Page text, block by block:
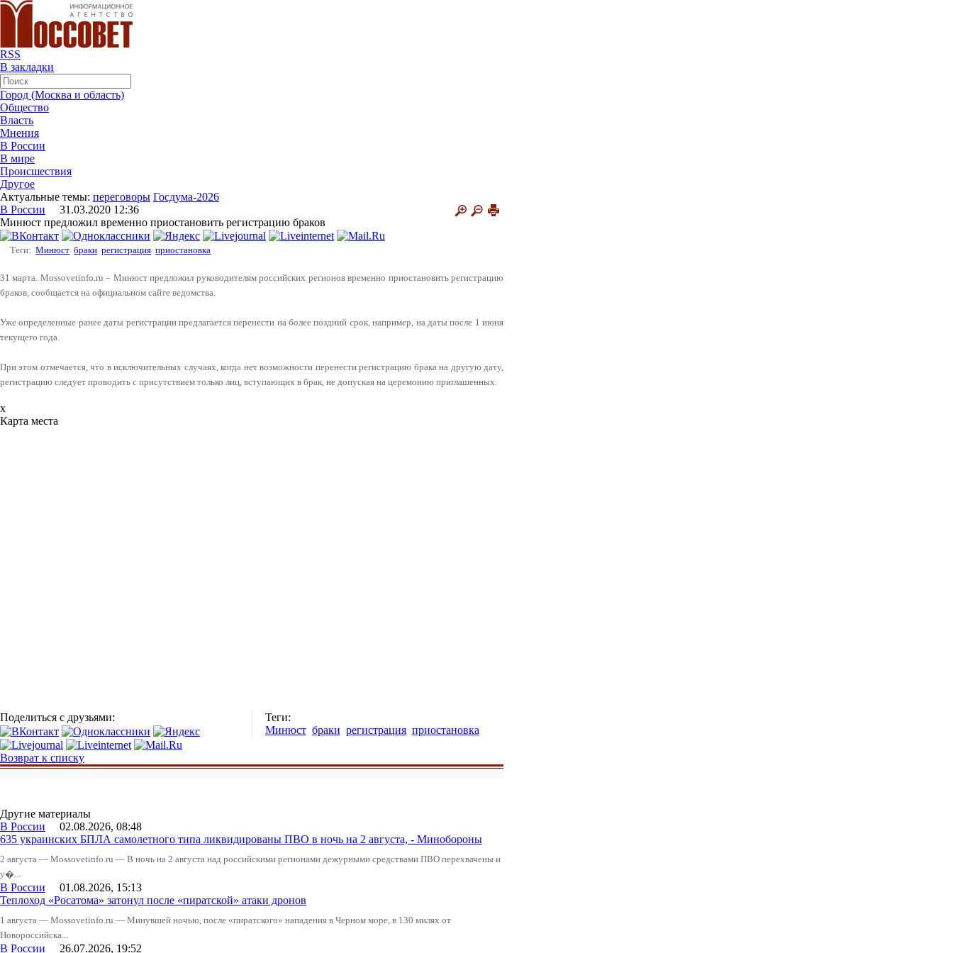
RSS
В закладки
Город (Москва и область)
Общество
Власть
Мнения
В России
В мире
Происшествия
Другое
Актуальные темы: переговоры Госдума-2026
В России 31.03.2020 12:36
Минюст предложил временно приостановить регистрацию браков
Теги: Минюст браки регистрация приостановка
31 марта. Mossovetinfo.ru – Минюст предложил руководителям российских регионов временно приостановить регистрацию
браков, сообщается на официальном сайте ведомства.
Уже определенные ранее даты регистрации предлагается перенести на более поздний срок, например, на даты после 1 июня
текущего года.
При этом отмечается, что в исключительных случаях, когда нет возможности перенести регистрацию брака на другую дату,
регистрацию следует проводить с присутствием только лиц, вступающих в брак, не допуская на церемонию приглашенных.
x
Карта места
Поделиться с друзьями:
Теги:
Минюст браки регистрация приостановка
Возврат к списку
Другие материалы
В России 02.08.2026, 08:48
635 украинских БПЛА самолетного типа ликвидированы ПВО в ночь на 2 августа, - Минобороны
2 августа — Mossovetinfo.ru — В ночь на 2 августа над российскими регионами дежурными средствами ПВО перехвачены и
у�...
В России 01.08.2026, 15:13
Теплоход «Росатома» затонул после «пиратской» атаки дронов
1 августа — Mossovetinfo.ru — Минувшей ночью, после «пиратского» нападения в Черном море, в 130 милях от
Новороссийска...
В России 26.07.2026, 19:52